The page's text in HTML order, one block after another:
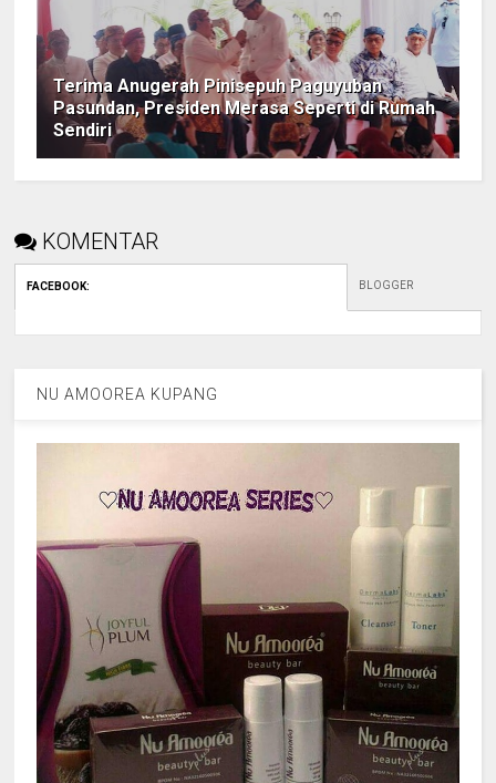
Terima Anugerah Pinisepuh Paguyuban
Pasundan, Presiden Merasa Seperti di Rumah
Sendiri
KOMENTAR
FACEBOOK: BLOGGER
NU AMOOREA KUPANG